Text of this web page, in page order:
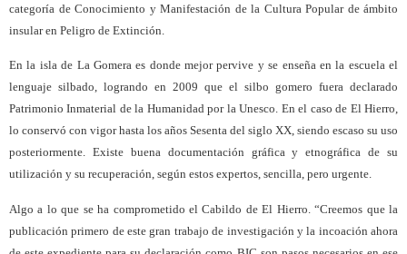
categoría de Conocimiento y Manifestación de la Cultura Popular de ámbito
insular en Peligro de Extinción.
En la isla de La Gomera es donde mejor pervive y se enseña en la escuela el
lenguaje silbado, logrando en 2009 que el silbo gomero fuera declarado
Patrimonio Inmaterial de la Humanidad por la Unesco. En el caso de El Hierro,
lo conservó con vigor hasta los años Sesenta del siglo XX, siendo escaso su uso
posteriormente. Existe buena documentación gráfica y etnográfica de su
utilización y su recuperación, según estos expertos, sencilla, pero urgente.
Algo a lo que se ha comprometido el Cabildo de El Hierro. “Creemos que la
publicación primero de este gran trabajo de investigación y la incoación ahora